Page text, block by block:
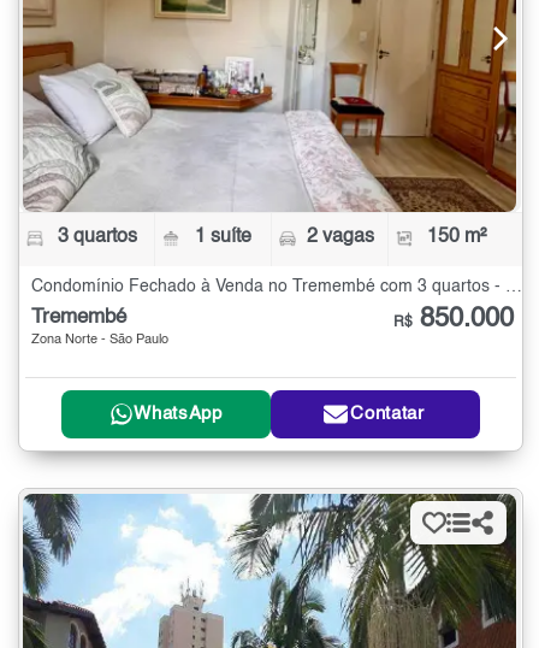
3 quartos 1 suíte 2 vagas 150 m²
Tremembé
Zona Norte - São Paulo
R$ 850.000
WhatsApp Contatar